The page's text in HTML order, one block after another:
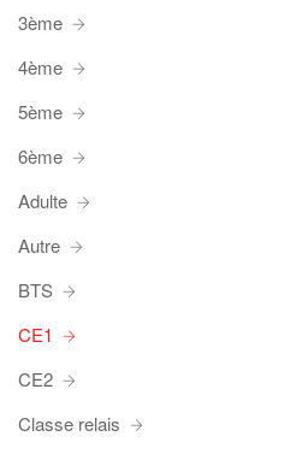
3ème
4ème
5ème
6ème
Adulte
Autre
BTS
CE1
CE2
Classe relais